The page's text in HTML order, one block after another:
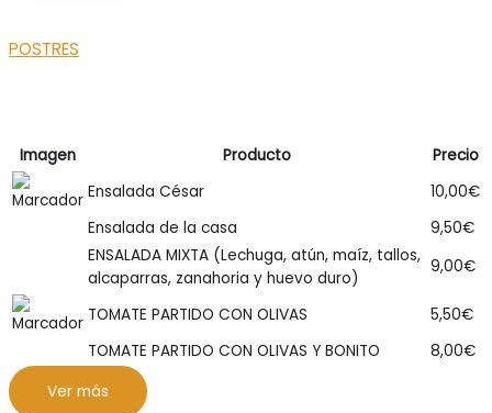
POSTRES
Imagen Producto
Precio
Ensalada César
10,00€
Ensalada de la casa
9,50€
ENSALADA MIXTA (Lechuga, atún, maíz, tallos,
alcaparras, zanahoria y huevo duro)
9,00€
TOMATE PARTIDO CON OLIVAS 5,50€
TOMATE PARTIDO CON OLIVAS Y BONITO
8,00€
Ver más